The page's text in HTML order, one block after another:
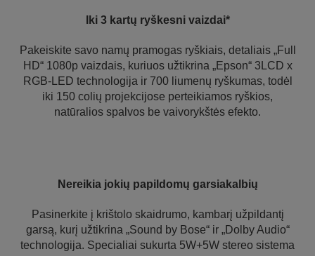
Iki 3 kartų ryškesni vaizdai*
Pakeiskite savo namų pramogas ryškiais, detaliais „Full
HD“ 1080p vaizdais, kuriuos užtikrina „Epson“ 3LCD x
RGB-LED technologija ir 700 liumenų ryškumas, todėl
iki 150 colių projekcijose perteikiamos ryškios,
natūralios spalvos be vaivorykštės efekto.
Nereikia jokių papildomų garsiakalbių
Pasinerkite į krištolo skaidrumo, kambarį užpildantį
garsą, kurį užtikrina „Sound by Bose“ ir „Dolby Audio“
technologija. Specialiai sukurta 5W+5W stereo sistema